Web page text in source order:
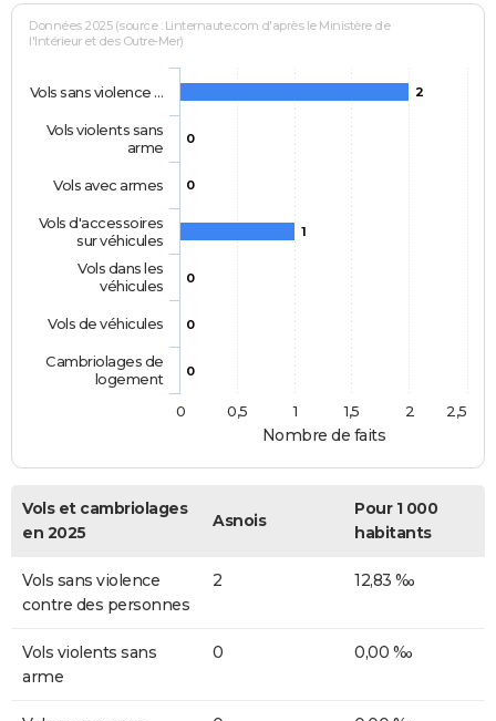
Nombre de faits
Données 2025 (source : Linternaute.com d'après le Ministère de
l'Intérieur et des Outre-Mer)
2
0
0
1
0
0
0
Vols sans violence …
Vols violents sans
arme
Vols avec armes
Vols d'accessoires
sur véhicules
Vols dans les
véhicules
Vols de véhicules
Cambriolages de
logement
0
0,5 1 1,5 2 2,5
Vols et cambriolages
en 2025
Asnois
Pour 1 000
habitants
Vols sans violence
contre des personnes
2 12,83 ‰
Vols violents sans
arme
0 0,00 ‰